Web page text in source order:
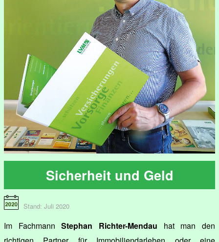
Sicherheit und Geld
Stand: Juli 2020
Im FachmannStephan Richter-Mendau hat man den